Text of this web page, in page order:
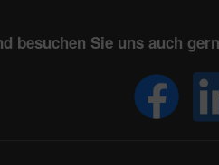
besuchen Sie uns auch